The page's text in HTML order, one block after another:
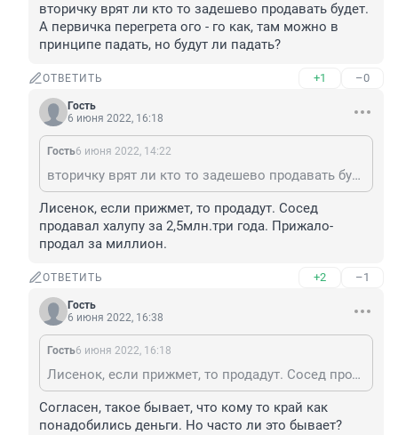
вторичку врят ли кто то задешево продавать будет.
А первичка перегрета ого - го как, там можно в
принципе падать, но будут ли падать?
ОТВЕТИТЬ +1 –0
Гость
6 июня 2022, 16:18
Гость6 июня 2022, 14:22
вторичку врят ли кто то задешево продавать будет. А первичка перегрета ого - го как, там можно в принципе падать, но будут ли падать?
Лисенок, если прижмет, то продадут. Сосед
продавал халупу за 2,5млн.три года. Прижало-
продал за миллион.
ОТВЕТИТЬ +2 –1
Гость
6 июня 2022, 16:38
Гость6 июня 2022, 16:18
Лисенок, если прижмет, то продадут. Сосед продавал халупу за 2,5млн.три года. Прижало-продал за миллион.
Согласен, такое бывает, что кому то край как
понадобились деньги. Но часто ли это бывает?